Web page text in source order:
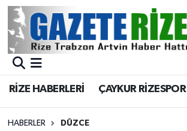
RİZE HABERLERİ ÇAYKUR RİZESPOR
HABERLER DÜZCE
BÖLGEMİZ
Asayiş
Merkez Nöbetçi Eczaneler
Merkez Trafik Yoğunluk Haritası